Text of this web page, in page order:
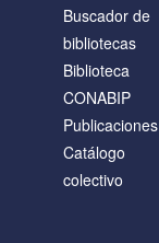
Buscador de
bibliotecas
Biblioteca
CONABIP
Publicaciones
Catálogo
colectivo